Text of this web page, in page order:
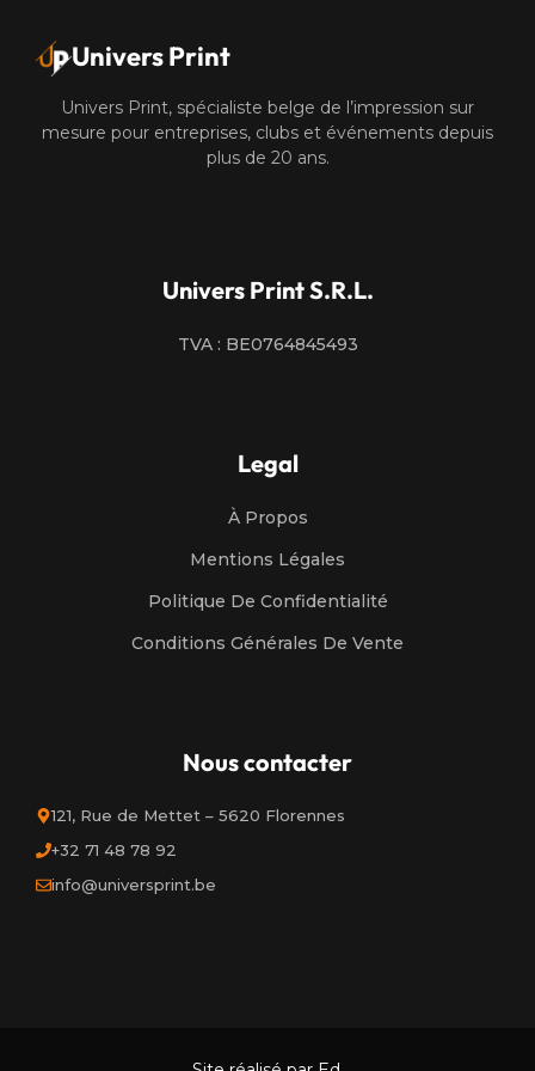
Univers Print
Univers Print, spécialiste belge de l’impression sur
mesure pour entreprises, clubs et événements depuis
plus de 20 ans.
Univers Print S.R.L.
TVA : BE0764845493
Legal
À Propos
Mentions Légales
Politique De Confidentialité
Conditions Générales De Vente
Nous contacter
121, Rue de Mettet – 5620 Florennes
+32 71 48 78 92
info@universprint.be